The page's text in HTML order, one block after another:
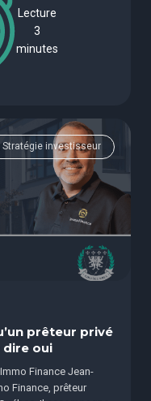
Lecture
3
minutes
Stratégie investisseur
prêteur privé
dire oui
Finance Jean-
Finance, prêteur